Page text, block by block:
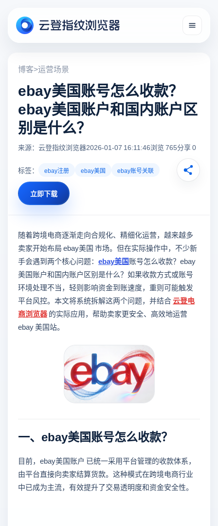
博客>运营场景
ebay美国账号怎么收款？
ebay美国账户和国内账户区
别是什么？
来源：云登指纹浏览器2026-01-07 16:11:46浏览 765分享 0
标签： ebay注册 ebay美国 ebay账号关联
立即下载
随着跨境电商逐渐走向合规化、精细化运营，越来越多
卖家开始布局 ebay美国 市场。但在实际操作中，不少新
手会遇到两个核心问题： ebay美国账号怎么收款？ebay
美国账户和国内账户区别是什么？如果收款方式或账号
环境处理不当，轻则影响资金到账速度，重则可能触发
平台风控。本文将系统拆解这两个问题，并结合云登电
商浏览器的实际应用，帮助卖家更安全、高效地运营
ebay 美国站。
一、ebay美国账号怎么收款？
目前，ebay美国账户 已统一采用平台管理的收款体系，
由平台直接向卖家结算货款。这种模式在跨境电商行业
中已成为主流，有效提升了交易透明度和资金安全性。